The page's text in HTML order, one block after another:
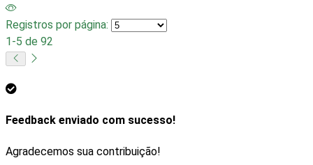
Registros por página:
1-5 de 92
Feedback enviado com sucesso!
Agradecemos sua contribuição!